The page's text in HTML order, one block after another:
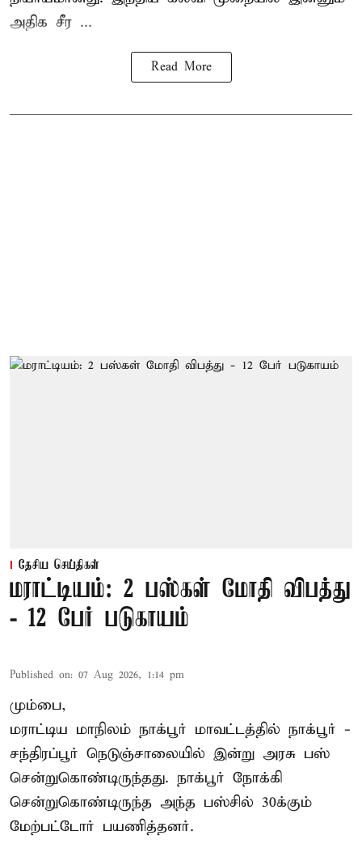
அதிக சீர ...
Read More
தேசிய செய்திகள்
மராட்டியம்: 2 பஸ்கள் மோதி விபத்து
- 12 பேர் படுகாயம்
Published on: 07 Aug 2026, 1:14 pm
மும்பை,
மராட்டிய மாநிலம் நாக்பூர் மாவட்டத்தில் நாக்பூர் -
சந்திரப்பூர் நெடுஞ்சாலையில் இன்று அரசு பஸ்
சென்றுகொண்டிருந்தது. நாக்பூர் நோக்கி
சென்றுகொண்டிருந்த அந்த பஸ்சில் 30க்கும்
மேற்பட்டோர் பயணித்தனர்.